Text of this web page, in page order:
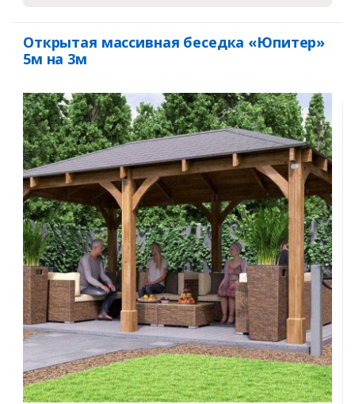
Открытая массивная беседка «Юпитер»
5м на 3м